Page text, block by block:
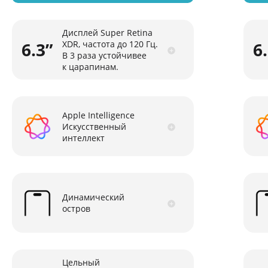
6.3”
Дисплей Super Retina
XDR, частота до 120 Гц.
В 3 раза устойчивее
к царапинам.
Apple Intelligence
Искусственный
интеллект
Динамический
остров
Цельный